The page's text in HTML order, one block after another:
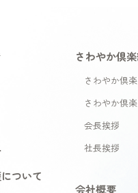
ついて
さわやか倶
さわやか倶
さわやか倶
会長挨拶
社長挨拶
会社概要